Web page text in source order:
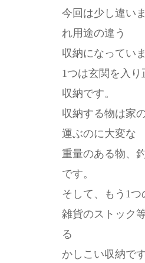
今回は少し違い
れ用途の違う
収納になっていま
1つは玄関を入
収納です。
収納する物は家
運ぶのに大変な
重量のある物、
です。
そして、もう1
雑貨のストック
る
かしこい収納です